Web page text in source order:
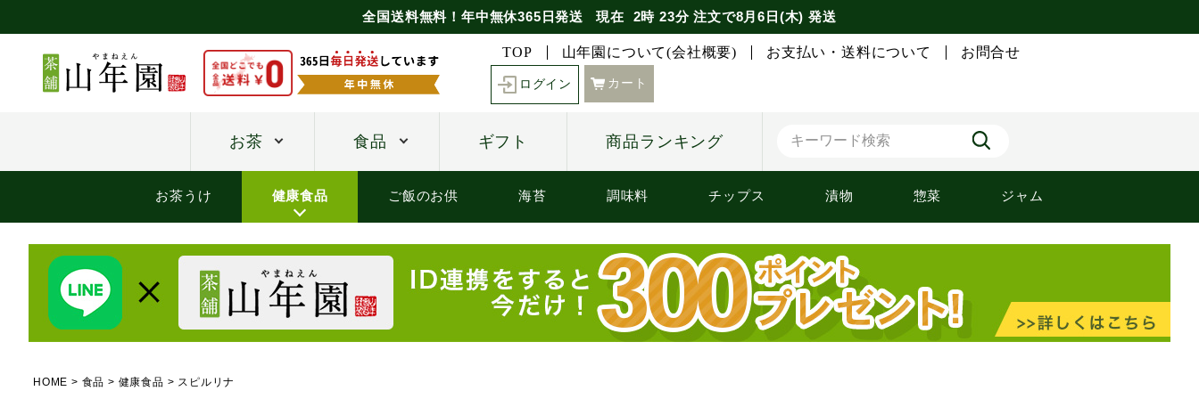
全国送料無料！年中無休365日発送 現在 2時 23分注文で8月6日(木) 発送
TOP 山年園について(会社概要) お支払い・送料について お問合せ
ログイン カート
お茶 食品 ギフト 商品ランキング
お茶うけ 健康食品 ご飯のお供 海苔 調味料 チップス 漬物 惣菜 ジャム
HOME 食品 健康食品 スピルリナ